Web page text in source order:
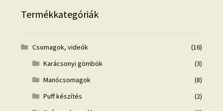
Termékkategóriák
Csomagok, videók
(16)
Karácsonyi gömbök
(3)
Manócsomagok
(8)
Puff készítés
(2)